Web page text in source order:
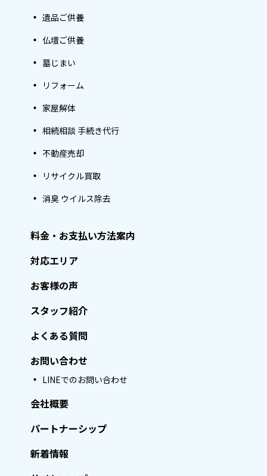
遺品ご供養
仏壇ご供養
墓じまい
リフォーム
家屋解体
相続相談 手続き代行
不動産売却
リサイクル買取
消臭 ウイルス除去
料金・お支払い方法案内
対応エリア
お客様の声
スタッフ紹介
よくある質問
お問い合わせ
LINEでのお問い合わせ
会社概要
パートナーシップ
新着情報